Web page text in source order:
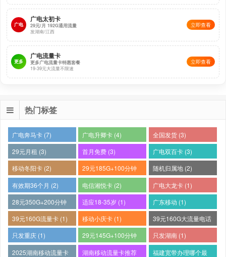
广电
广电太初卡
29元/月 192G通用流量
发湖南/江西
立即查看
更多
广电流量卡
更多广电流量卡特惠套餐
19-39元大流量不限速
立即查看
热门标签
广电奔马卡 (7) 广电升卿卡 (4)
全国发货 (3)
29元月租 (3)
首月免费 (3)
广电双百卡 (3)
移动冬阳卡 (2)
29元185G+100分钟
(2)
随机归属地 (2)
有效期36个月 (2)
电信湘悦卡 (2)
广电大龙卡 (1)
28元350G+200分钟
(1)
适应18-35岁 (1)
广东移动 (1)
39元160G流量卡 (1)
移动小庆卡 (1)
39元160G大流量电话
卡 (1)
只发重庆 (1)
29元145G+100分钟
(1)
只发湖南 (1)
2025湖南移动流量卡
湖南移动流量卡推荐 福建宽带办理哪个最